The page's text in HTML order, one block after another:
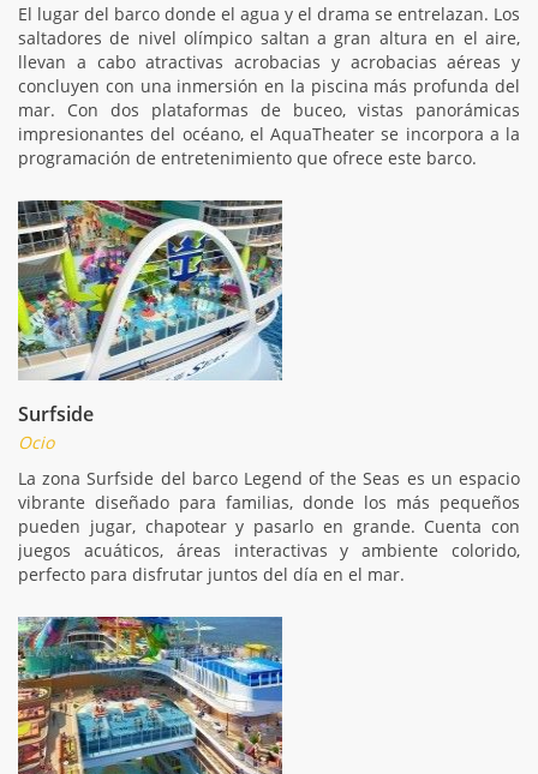
El lugar del barco donde el agua y el drama se entrelazan. Los
saltadores de nivel olímpico saltan a gran altura en el aire,
llevan a cabo atractivas acrobacias y acrobacias aéreas y
concluyen con una inmersión en la piscina más profunda del
mar. Con dos plataformas de buceo, vistas panorámicas
impresionantes del océano, el AquaTheater se incorpora a la
programación de entretenimiento que ofrece este barco.
Surfside
Ocio
La zona Surfside del barco Legend of the Seas es un espacio
vibrante diseñado para familias, donde los más pequeños
pueden jugar, chapotear y pasarlo en grande. Cuenta con
juegos acuáticos, áreas interactivas y ambiente colorido,
perfecto para disfrutar juntos del día en el mar.